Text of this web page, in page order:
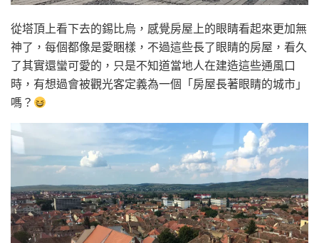
從塔頂上看下去的錫比烏，感覺房屋上的眼睛看起來更加無
神了，每個都像是愛睏樣，不過這些長了眼睛的房屋，看久
了其實還蠻可愛的，只是不知道當地人在建造這些通風口
時，有想過會被觀光客定義為一個「房屋長著眼睛的城市」
嗎？